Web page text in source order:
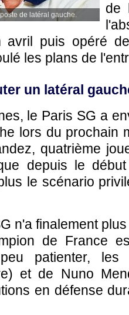
de latéral gauche.
de
avril puis opéré
les plans de
un latéral
le Paris SG a
lors du prochain
quatrième
depuis le
le scénario
n'a finalement
de France
patienter, les
et de Nuno
en défense